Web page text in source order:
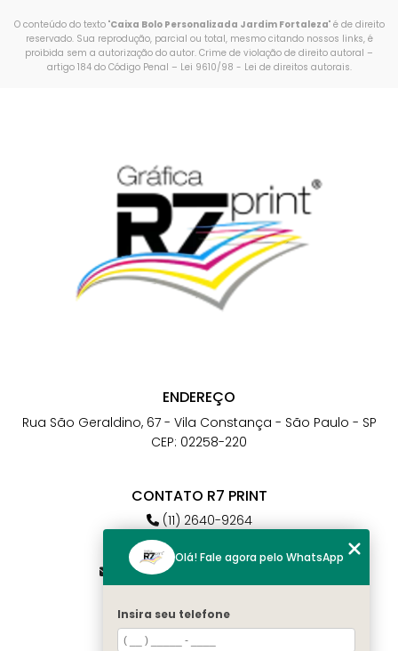
O conteúdo do texto "Caixa Bolo Personalizada Jardim Fortaleza" é de direito
reservado. Sua reprodução, parcial ou total, mesmo citando nossos links, é
proibida sem a autorização do autor. Crime de violação de direito autoral –
artigo 184 do Código Penal – Lei 9610/98 - Lei de direitos autorais.
ENDEREÇO
Rua São Geraldino, 67 - Vila Constança - São Paulo - SP
CEP: 02258-220
CONTATO R7 PRINT
(11) 2640-9264
(11) 98784-6664
atendimento@r7print.com.br
MENU
Olá! Fale agora pelo WhatsApp
Insira seu telefone